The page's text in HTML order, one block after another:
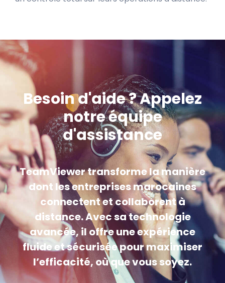
Besoin d'aide ? Appelez
notre équipe
d'assistance
TeamViewer transforme la manière
dont les entreprises marocaines
connectent et collaborent à
distance. Avec sa technologie
avancée, il offre une expérience
fluide et sécurisée pour maximiser
l’efficacité, où que vous soyez.